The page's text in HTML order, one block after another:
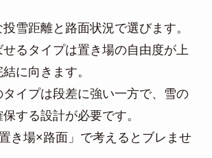
雪距離と路面状況で選びます。
るタイプは置き場の自由度が上
に向きます。
イプは段差に強い一方で、雪の
する設計が必要です。
き場×路面」で考えるとブレませ